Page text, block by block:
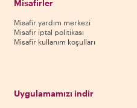
Misafirler
Misafir yardım merkezi
Misafir iptal politikası
Misafir kullanım koşulları
Uygulamamızı indir